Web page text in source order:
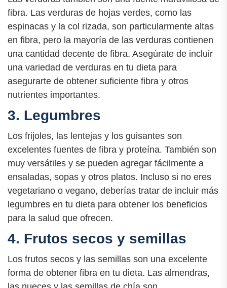
fibra. Las verduras de hojas verdes, como las
espinacas y la col rizada, son particularmente altas
en fibra, pero la mayoría de las verduras contienen
una cantidad decente de fibra. Asegúrate de incluir
una variedad de verduras en tu dieta para
asegurarte de obtener suficiente fibra y otros
nutrientes importantes.
3. Legumbres
Los frijoles, las lentejas y los guisantes son
excelentes fuentes de fibra y proteína. También son
muy versátiles y se pueden agregar fácilmente a
ensaladas, sopas y otros platos. Incluso si no eres
vegetariano o vegano, deberías tratar de incluir más
legumbres en tu dieta para obtener los beneficios
para la salud que ofrecen.
4. Frutos secos y semillas
Los frutos secos y las semillas son una excelente
forma de obtener fibra en tu dieta. Las almendras,